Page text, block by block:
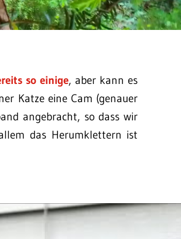
so einige, aber kann es
Katze eine Cam (genauer
angebracht, so dass wir
das Herumklettern ist